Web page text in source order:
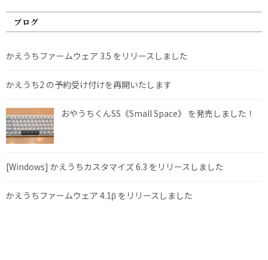
ブログ
かえうちファームウェア 3.5 をリリースしました
かえうち2 の予約受け付けを再開いたします
おやうちくんSS《Small Space》 を発売しました！
[Windows] かえうちカスタマイズ 6.3 をリリースしました
かえうちファームウェア 4.1β をリリースしました